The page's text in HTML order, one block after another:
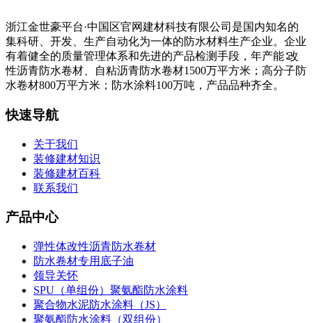
浙江金世豪平台·中国区官网建材科技有限公司是国内知名的
集科研、开发、生产自动化为一体的防水材料生产企业。企业
有着健全的质量管理体系和先进的产品检测手段，年产能∶改
性沥青防水卷材、自粘沥青防水卷材1500万平方米；高分子防
水卷材800万平方米；防水涂料100万吨，产品品种齐全。
快速导航
关于我们
装修建材知识
装修建材百科
联系我们
产品中心
弹性体改性沥青防水卷材
防水卷材专用底子油
领导关怀
SPU（单组份）聚氨酯防水涂料
聚合物水泥防水涂料（JS）
聚氨酯防水涂料（双组份）